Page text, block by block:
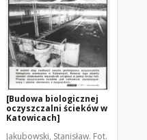
[Budowa biologicznej
oczyszczalni ścieków w
Katowicach]
Jakubowski, Stanisław. Fot.